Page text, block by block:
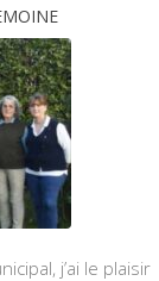
j’ai le plaisir